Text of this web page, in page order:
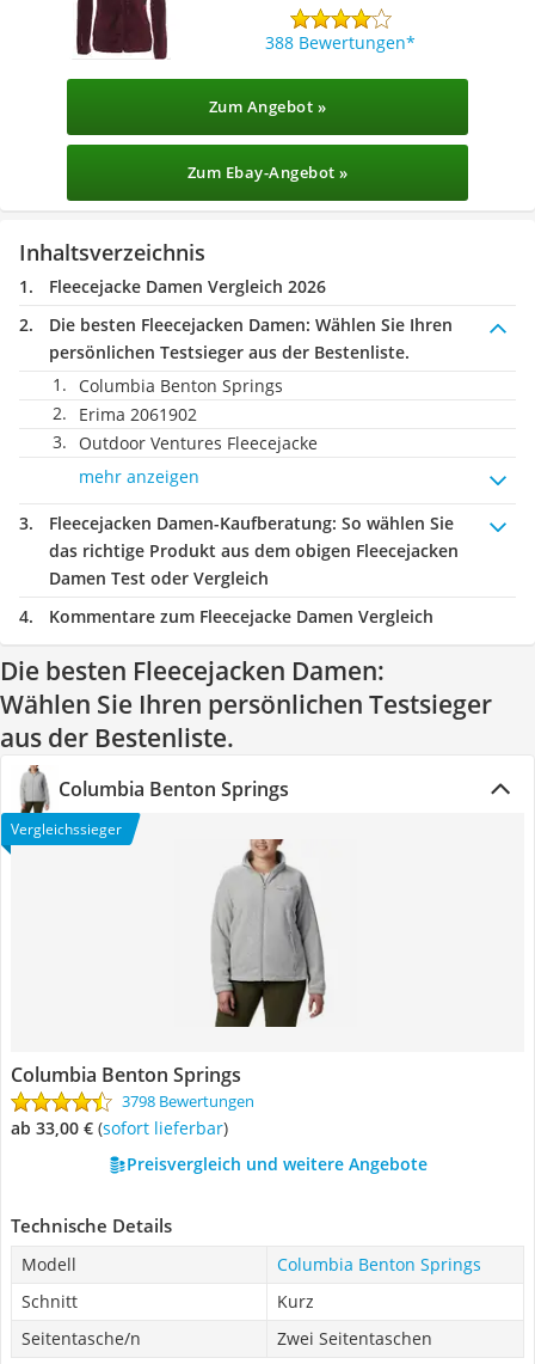
388 Bewertungen
Zum Angebot »
Zum Ebay-Angebot »
Inhaltsverzeichnis
Fleecejacke Damen Vergleich 2026
Die besten Fleecejacken Damen: Wählen Sie Ihren
persönlichen Testsieger aus der Bestenliste.
Columbia Benton Springs
Erima 2061902
Outdoor Ventures Fleecejacke
mehr anzeigen
Fleecejacken Damen-Kaufberatung: So wählen Sie
das richtige Produkt aus dem obigen Fleecejacken
Damen Test oder Vergleich
Kommentare zum Fleecejacke Damen Vergleich
Die besten Fleecejacken Damen:
Wählen Sie Ihren persönlichen Testsieger
aus der Bestenliste.
Columbia Benton Springs
Vergleichssieger
Columbia Benton Springs
3798 Bewertungen
ab 33,00 € ( Sofort lieferbar)
Preisvergleich und weitere Angebote
Technische Details
Modell
Columbia Benton Springs
Schnitt
Kurz
Seitentasche/n
Zwei Seitentaschen